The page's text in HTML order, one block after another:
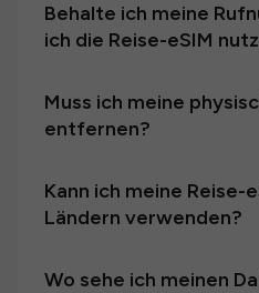
Behalte ich meine
ich die Reise-eSIM
Muss ich meine
entfernen?
Kann ich meine Reise-
Ländern verwenden?
Wo sehe ich meinen